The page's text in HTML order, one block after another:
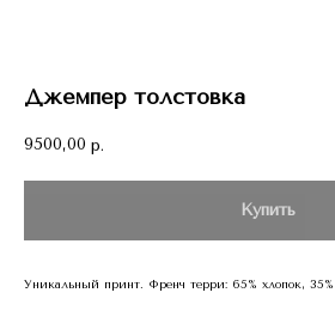
Джемпер толстовка
9500,00 р.
Купить
Уникальный принт. Френч терри: 65% хлопок, 35%